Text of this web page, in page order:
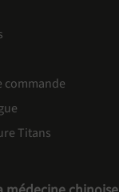
commande
Titans